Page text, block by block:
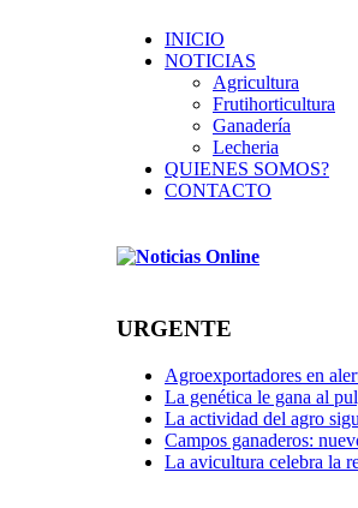
INICIO
NOTICIAS
Agricultura
Frutihorticultura
Ganadería
Lecheria
QUIENES SOMOS?
CONTACTO
URGENTE
Agroexportadores en
La genética le gana al
La actividad del agro
Campos ganaderos:
La avicultura celebra la